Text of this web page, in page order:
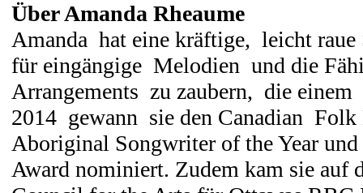
Über Amanda Rheaume
Amanda hat eine kräftige, leicht
für eingängige Melodien und die
Arrangements zu zaubern, die
2014 gewann sie den Canadian
Aboriginal Songwriter of the Year
Award nominiert. Zudem kam sie auf